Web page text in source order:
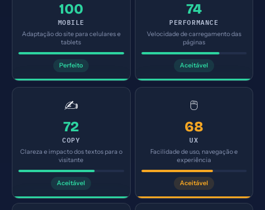
100
MOBILE
Adaptação do site para celulares e
tablets
Perfeito
74
PERFORMANCE
Velocidade de carregamento das
páginas
Aceitável
✍️
72
COPY
Clareza e impacto dos textos para o
visitante
Aceitável
🖱️
68
UX
Facilidade de uso, navegação e
experiência
Aceitável